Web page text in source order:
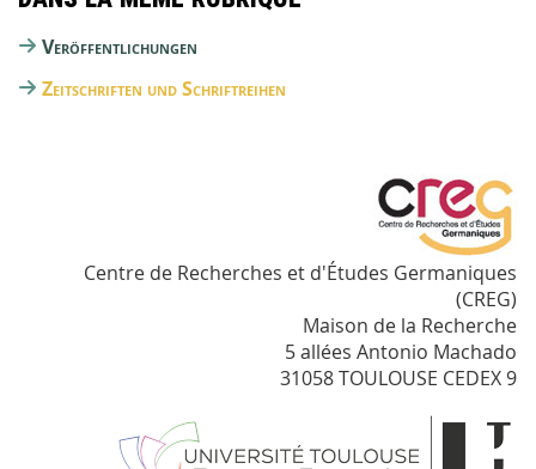
Veröffentlichungen
Zeitschriften und Schriftreihen
Centre de Recherches et d'Études Germaniques
(CREG)
Maison de la Recherche
5 allées Antonio Machado
31058 TOULOUSE CEDEX 9